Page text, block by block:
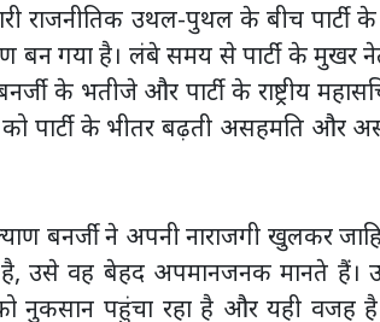
राजनीतिक उथल-पुथल के बीच पार्टी
बन गया है। लंबे समय से पार्टी के मुखर
के भतीजे और पार्टी के राष्ट्रीय
पार्टी के भीतर बढ़ती असहमति और
बनर्जी ने अपनी नाराजगी खुलकर
उसे वह बेहद अपमानजनक मानते हैं।
नुकसान पहुंचा रहा है और यही वजह